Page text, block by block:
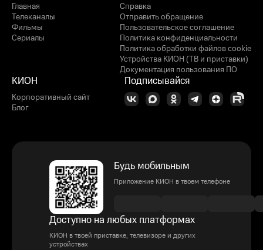
Главная
Телеканалы
Фильмы
Сериалы
Справка
Отправить обращение
Пользовательское соглашение
Политика конфиденциальности
Политика обработки файлов cookie
Устройства КИОН (ТВ и приставки)
Документация пользования ПО
КИОН
Корпоративный сайт
Блог
Подписывайся
Будь мобильным
Приложение КИОН в твоем телефоне
Доступно на любых платформах
КИОН в твоей приставке, телевизоре и других
устройствах